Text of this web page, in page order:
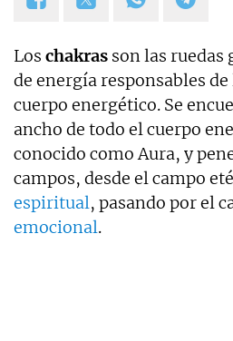
Los chakras son las
de energía responsables
cuerpo energético. Se
ancho de todo el cuerpo
conocido como Aura, y
campos, desde el campo
espiritual, pasando por el
emocional.